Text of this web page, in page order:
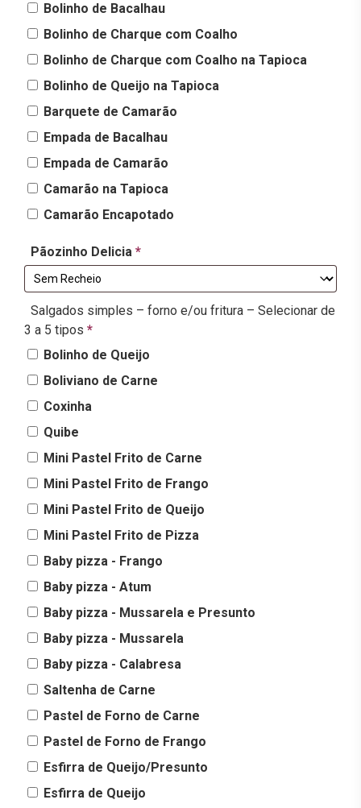
Bolinho de Bacalhau
Bolinho de Charque com Coalho
Bolinho de Charque com Coalho na Tapioca
Bolinho de Queijo na Tapioca
Barquete de Camarão
Empada de Bacalhau
Empada de Camarão
Camarão na Tapioca
Camarão Encapotado
Pãozinho Delicia *
Salgados simples – forno e/ou fritura – Selecionar de
3 a 5 tipos *
Bolinho de Queijo
Boliviano de Carne
Coxinha
Quibe
Mini Pastel Frito de Carne
Mini Pastel Frito de Frango
Mini Pastel Frito de Queijo
Mini Pastel Frito de Pizza
Baby pizza - Frango
Baby pizza - Atum
Baby pizza - Mussarela e Presunto
Baby pizza - Mussarela
Baby pizza - Calabresa
Saltenha de Carne
Pastel de Forno de Carne
Pastel de Forno de Frango
Esfirra de Queijo/Presunto
Esfirra de Queijo